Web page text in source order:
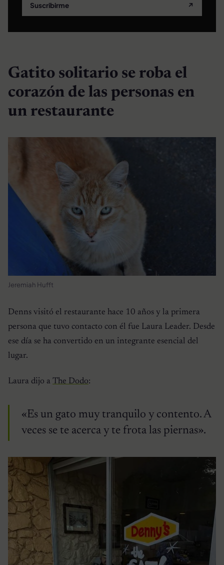
Suscribirme ↗
Gatito solitario se roba el
corazón de las personas en
un restaurante
Jeremiah Hufft
Denns visitó el restaurante hace 10 años y la primera
persona que tuvo contacto con él fue Laura Leader. Desde
ese día se ha convertido en un integrante esencial del
lugar.
Laura dijo a The Dodo:
«Es un gato muy tranquilo y contento. A
veces se te acerca y te frota las piernas».